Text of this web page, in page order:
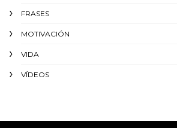
FRASES
MOTIVACIÓN
VIDA
VÍDEOS